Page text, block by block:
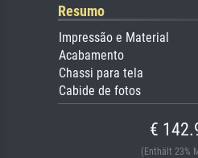
Resumo
Impressão e Material
Acabamento
Chassi para tela
Cabide de fotos
€
(Enthält 23%